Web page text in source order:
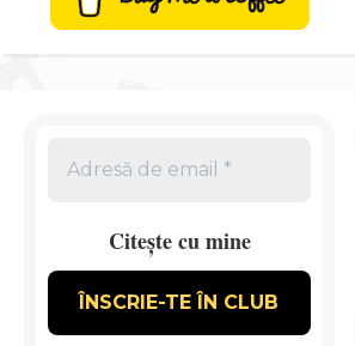
Citește cu mine